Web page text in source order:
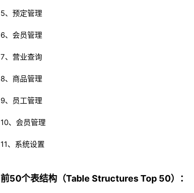
5、预定管理
6、会员管理
7、营业查询
8、商品管理
9、员工管理
10、会员管理
11、系统设置
前50个表结构（Table Structures Top 50）：